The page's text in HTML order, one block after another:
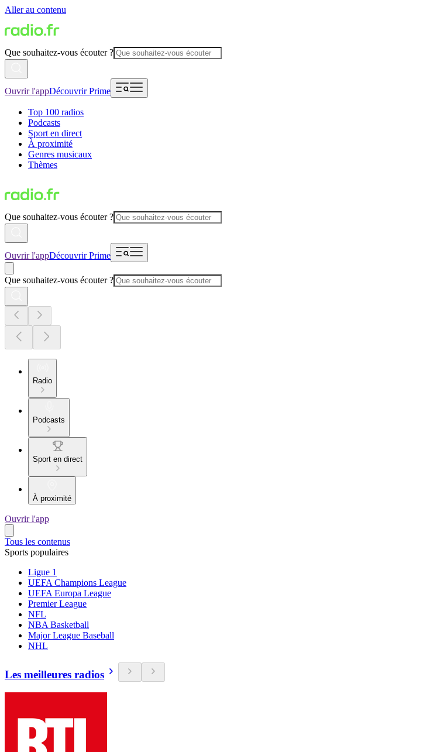
Aller au contenu
Que souhaitez-vous écouter ?
Ouvrir l'appDécouvrir Prime
Top 100 radios
Podcasts
Sport en direct
À proximité
Genres musicaux
Thèmes
Que souhaitez-vous écouter ?
Ouvrir l'appDécouvrir Prime
Que souhaitez-vous écouter ?
Radio
Podcasts
Sport en direct
À proximité
Ouvrir l'app
Tous les contenus
Sports populaires
Ligue 1
UEFA Champions League
UEFA Europa League
Premier League
NFL
NBA Basketball
Major League Baseball
NHL
Les meilleures radios